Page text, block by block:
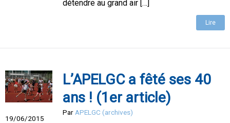
détendre au grand air […]
Lire
19/06/2015
L’APELGC a fêté ses 40
ans ! (1er article)
ParAPELGC (archives)